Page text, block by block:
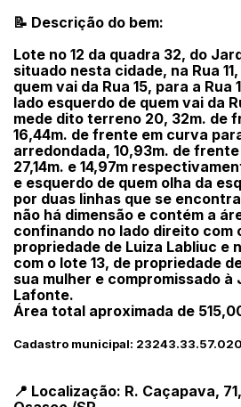
📝 Descrição do bem:
Lote no 12 da quadra 32, do
situado nesta cidade, na Rua
quem vai da Rua 15, para a Rua
lado esquerdo de quem vai da
mede dito terreno 20, 32m. de
16,44m. de frente em curva
arredondada, 10,93m. de frente
27,14m. e 14,97m
e esquerdo de quem olha da
por duas linhas que se
não há dimensão e contém a
confinando no lado direito com
propriedade de Luiza Labliuc e
com o lote 13, de propriedade
sua mulher e compromissado à
Lafonte.
Área total aproximada de
Cadastro municipal:
📍 Localização: R. Caçapava,